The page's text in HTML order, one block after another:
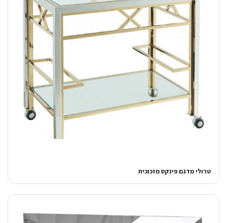
טרולי מדגם פינקס מזכוכית